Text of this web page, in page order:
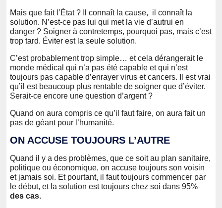
Mais que fait l’État ? Il connaît la cause, il connaît la
solution. N’est-ce pas lui qui met la vie d’autrui en
danger ? Soigner à contretemps, pourquoi pas, mais c’est
trop tard. Éviter est la seule solution.
C’est probablement trop simple… et cela dérangerait le
monde médical qui n’a pas été capable et qui n’est
toujours pas capable d’enrayer virus et cancers. Il est vrai
qu’il est beaucoup plus rentable de soigner que d’éviter.
Serait-ce encore une question d’argent ?
Quand on aura compris ce qu’il faut faire, on aura fait un
pas de géant pour l’humanité.
ON ACCUSE TOUJOURS L’AUTRE
Quand il y a des problèmes, que ce soit au plan sanitaire,
politique ou économique, on accuse toujours son voisin
et jamais soi. Et pourtant, il faut toujours commencer par
le début, et la solution est toujours chez soi dans 95%
des cas.